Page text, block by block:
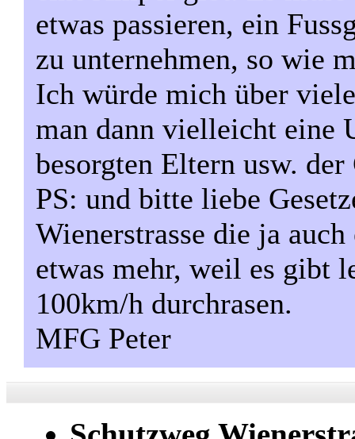
etwas passieren, ein
zu unternehmen, so wie
Ich würde mich über
man dann vielleicht eine
besorgten Eltern usw.
PS: und bitte liebe
Wienerstrasse die ja
etwas mehr, weil es gibt
100km/h durchrasen.
MFG Peter